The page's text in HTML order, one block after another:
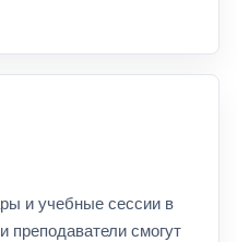
и учебные сессии в
преподаватели смогут